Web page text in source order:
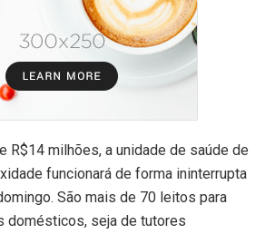
R$14 milhões, a unidade de saúde de
funcionará de forma ininterrupta
São mais de 70 leitos para
domésticos, seja de tutores